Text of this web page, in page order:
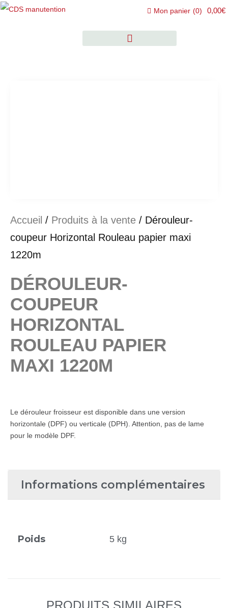
Mon panier (0) 0,00€
Accueil / Produits à la vente / Dérouleur-
coupeur Horizontal Rouleau papier maxi
1220m
DÉROULEUR-
COUPEUR
HORIZONTAL
ROULEAU PAPIER
MAXI 1220M
Le dérouleur froisseur est disponible dans une version
horizontale (DPF) ou verticale (DPH). Attention, pas de lame
pour le modèle DPF.
Informations complémentaires
Poids 5 kg